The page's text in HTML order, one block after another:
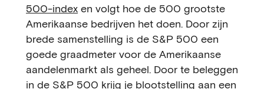
500-index en volgt hoe de 500 grootste
Amerikaanse bedrijven het doen. Door zijn
brede samenstelling is de S&P 500 een
goede graadmeter voor de Amerikaanse
aandelenmarkt als geheel. Door te beleggen
in de S&P 500 krijg je blootstelling aan een